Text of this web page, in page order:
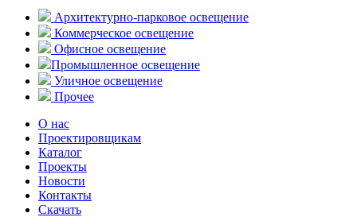
Архитектурно-парковое освещение
Коммерческое освещение
Офисное освещение
Промышленное освещение
Уличное освещение
Прочее
О нас
Проектировщикам
Каталог
Проекты
Новости
Контакты
Скачать